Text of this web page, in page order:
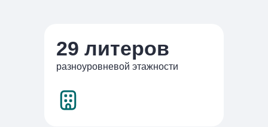
29 литеров
разноуровневой этажности